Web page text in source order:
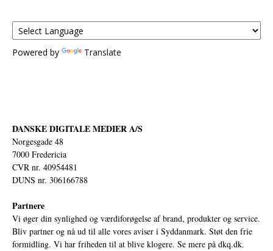
Powered by Translate
DANSKE DIGITALE MEDIER A/S
Norgesgade 48
7000 Fredericia
CVR nr. 40954481
DUNS nr. 306166788
Partnere
Vi øger din synlighed og værdiforøgelse af brand, produkter og service.
Bliv partner og nå ud til alle vores aviser i Syddanmark. Støt den frie
formidling. Vi har friheden til at blive klogere. Se mere på dkq.dk.